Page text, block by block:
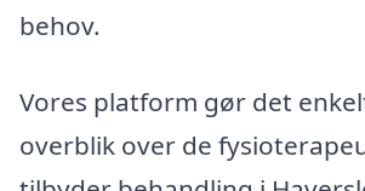
behov.
Vores platform gør det
overblik over de